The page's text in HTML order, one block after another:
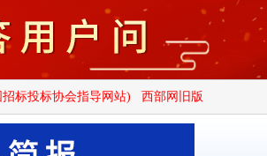
标投标协会指导网站) 西部网旧版